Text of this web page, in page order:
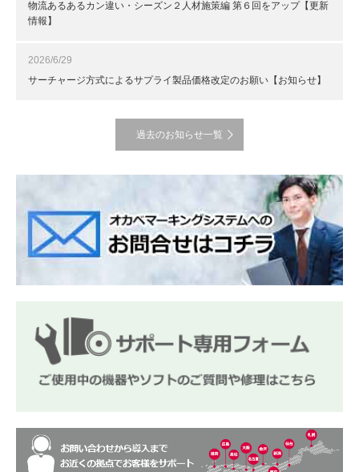
物流あるあるカン違い・シーズン２人材施策編 第６回をアップ【更新
情報】
2026/6/29
サーチャージ方式によるサプライ製品価格改定のお願い【お知らせ】
過去のお知らせ一覧